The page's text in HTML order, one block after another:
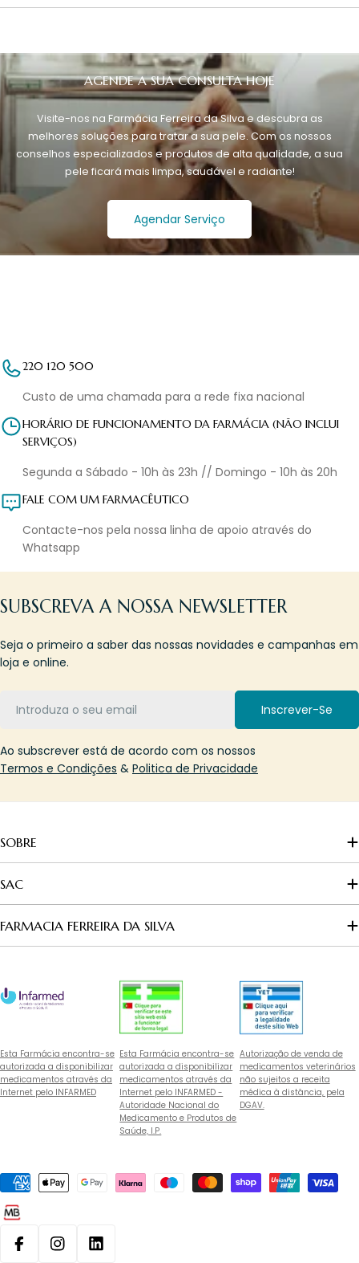
AGENDE A SUA CONSULTA HOJE
Visite-nos na Farmácia Ferreira da Silva e descubra as
melhores soluções para tratar a sua pele. Com os nossos
conselhos especializados e produtos de alta qualidade, a sua
pele ficará mais limpa, saudável e radiante!
Agendar Serviço
220 120 500
Custo de uma chamada para a rede fixa nacional
HORÁRIO DE FUNCIONAMENTO DA FARMÁCIA (NÃO INCLUI
SERVIÇOS)
Segunda a Sábado - 10h às 23h // Domingo - 10h às 20h
FALE COM UM FARMACÊUTICO
Contacte-nos pela nossa linha de apoio através do
Whatsapp
SUBSCREVA A NOSSA NEWSLETTER
Seja o primeiro a saber das nossas novidades e campanhas em
loja e online.
Inscrever-Se
Ao subscrever está de acordo com os nossos
Termos e Condições & Politica de Privacidade
SOBRE
SAC
FARMACIA FERREIRA DA SILVA
Esta Farmácia encontra-se
autorizada a disponibilizar
medicamentos através da
Internet pelo INFARMED
Esta Farmácia encontra-se
autorizada a disponibilizar
medicamentos através da
Internet pelo INFARMED -
Autoridade Nacional do
Medicamento e Produtos de
Saúde, I.P.
Autorização de venda de
medicamentos veterinários
não sujeitos a receita
médica à distância, pela
DGAV.
Métodos
pagamento
FacebookInstagramLinkedin